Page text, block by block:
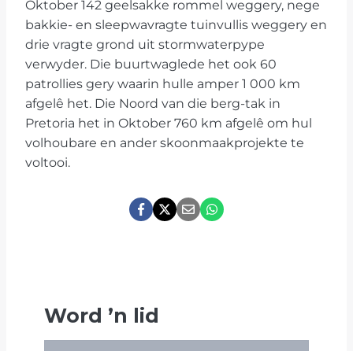
Oktober 142 geelsakke rommel weggery, nege
bakkie- en sleepwavragte tuinvullis weggery en
drie vragte grond uit stormwaterpype
verwyder. Die buurtwaglede het ook 60
patrollies gery waarin hulle amper 1 000 km
afgelê het. Die Noord van die berg-tak in
Pretoria het in Oktober 760 km afgelê om hul
volhoubare en ander skoonmaakprojekte te
voltooi.
Word ’n lid